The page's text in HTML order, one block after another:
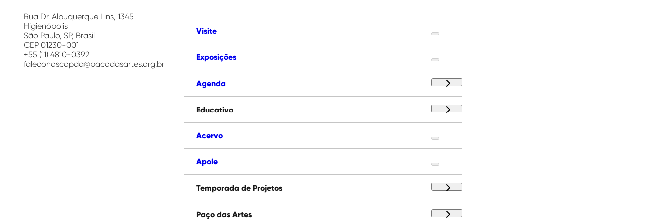
Artes
Rua Dr. Albuquerque Lins, 1345
Higienópolis
São Paulo, SP, Brasil
CEP 01230-001
+55 (11) 4810-0392
faleconoscopda@pacodasartes.org.br
Visite
Exposições
Agenda
Educativo
Acervo
Apoie
Temporada de Projetos
Paço das Artes